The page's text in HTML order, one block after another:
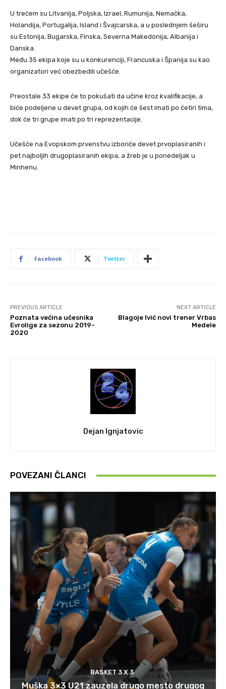
U trećem su Litvanija, Poljska, Izrael, Rumunija, Nemačka,
Holandija, Portugalija, Island i Švajcarska, a u poslednjem šeširu
su Estonija, Bugarska, Finska, Severna Makedonija, Albanija i
Danska.
Među 35 ekipa koje su u konkurenciji, Francuska i Španija su kao
organizatori već obezbedili učešće.
Preostale 33 ekipe će to pokušati da učine kroz kvalifikacije, a
biće podeljene u devet grupa, od kojih će šest imati po četiri tima,
dok će tri grupe imati po tri reprezentacije.
Učešće na Evopskom prvenstvu izboriće devet prvoplasiranih i
pet najboljih drugoplasiranih ekipa, a žreb je u ponedeljak u
Minhenu.
Facebook Twitter
PREVIOUS ARTICLE
Poznata većina učesnika
Evrolige za sezonu 2019-
2020
NEXT ARTICLE
Blagoje Ivić novi trener Vrbas
Medele
Dejan Ignjatovic
POVEZANI ČLANCI
BASKET 3 X 3
Muška 3×3 U21 zauzela drugo mesto drugog